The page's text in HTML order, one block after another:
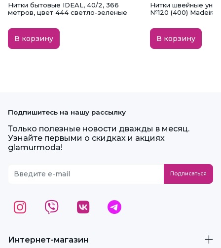
Нитки бытовые IDEAL, 40/2, 366
метров, цвет 444 светло-зеленые
В корзину
Нитки швейные
№120 (400) Madeira,
В корзину
Интернет-магазин
Подпишитесь на нашу рассылку
Только полезные новости дважды в месяц.
Узнайте первыми о скидках и акциях
glamurmoda!